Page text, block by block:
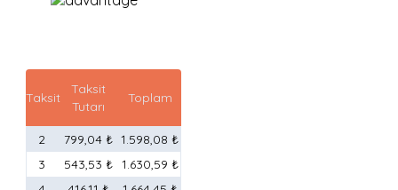
Taksit
Taksit
Tutarı
Toplam
2 799,04 ₺ 1.598,08 ₺
3
543,53 ₺ 1.630,59 ₺